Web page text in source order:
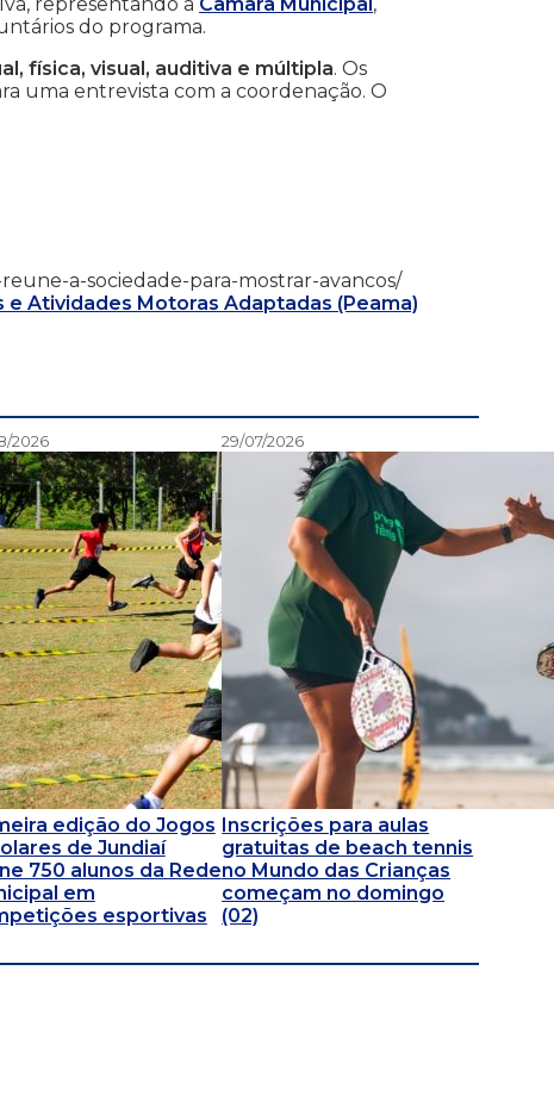
do programa.
física, visual, auditiva e múltipla. Os
uma entrevista com a coordenação. O
a-sociedade-para-mostrar-avancos/
e Atividades Motoras Adaptadas (Peama)
2026
edição do Jogos
de Jundiaí
750 alunos da Rede
em
esportivas
29/07/2026
Inscrições para aulas
gratuitas de beach tennis
no Mundo das Crianças
começam no domingo
(02)